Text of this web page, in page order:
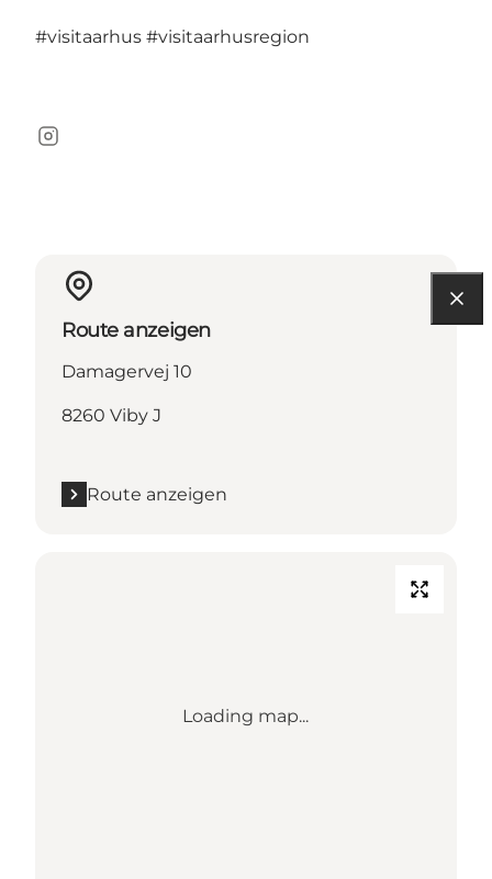
#visitaarhus #visitaarhusregion
Instagram
Route anzeigen
Damagervej 10
8260 Viby J
Route anzeigen
Loading map...